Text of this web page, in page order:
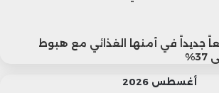
جديداً في أمنها الغذائي مع هبوط
أغسطس 2026